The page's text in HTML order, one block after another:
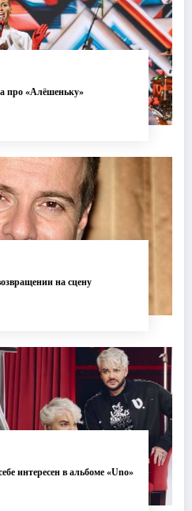
про «Алёшеньку»
на сцену
интересен в альбоме «Uno»